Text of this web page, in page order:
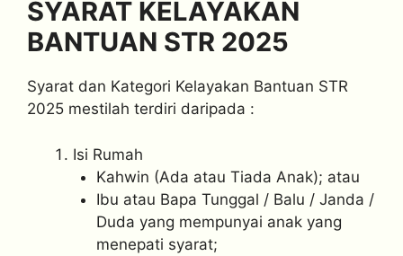
SYARAT KELAYAKAN
BANTUAN STR 2025
Syarat dan Kategori Kelayakan Bantuan STR
2025 mestilah terdiri daripada :
Isi Rumah
Kahwin (Ada atau Tiada Anak); atau
Ibu atau Bapa Tunggal / Balu / Janda /
Duda yang mempunyai anak yang
menepati syarat;